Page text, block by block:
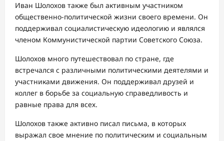
Иван Шолохов также был активным участником
общественно-политической жизни своего времени. Он
поддерживал социалистическую идеологию и являлся
членом Коммунистической партии Советского Союза.
Шолохов много путешествовал по стране, где
встречался с различными политическими деятелями и
участниками движения. Он поддерживал друзей и
коллег в борьбе за социальную справедливость и
равные права для всех.
Шолохов также активно писал письма, в которых
выражал свое мнение по политическим и социальным